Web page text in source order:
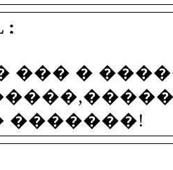
:
��� �
�������!